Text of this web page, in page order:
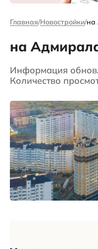
Главная Новостройки на
на
Информация
Количество